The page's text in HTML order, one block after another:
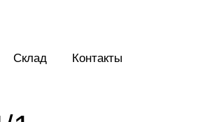
Склад Контакты